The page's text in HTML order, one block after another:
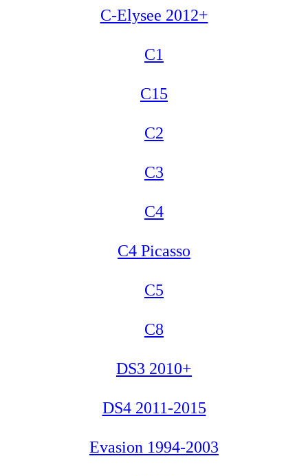
C-Elysee 2012+
C1
C15
C2
C3
C4
C4 Picasso
C5
C8
DS3 2010+
DS4 2011-2015
Evasion 1994-2003